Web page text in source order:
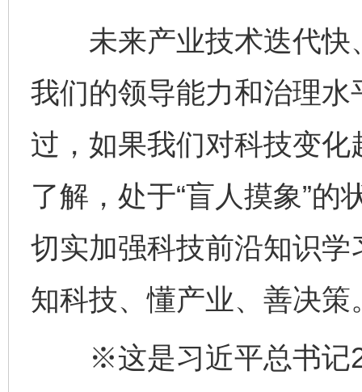
未来产业技术迭代快
我们的领导能力和治理
过，如果我们对科技变
了解，处于“盲人摸象”
切实加强科技前沿知识
知科技、懂产业、善决策
※这是习近平总书记